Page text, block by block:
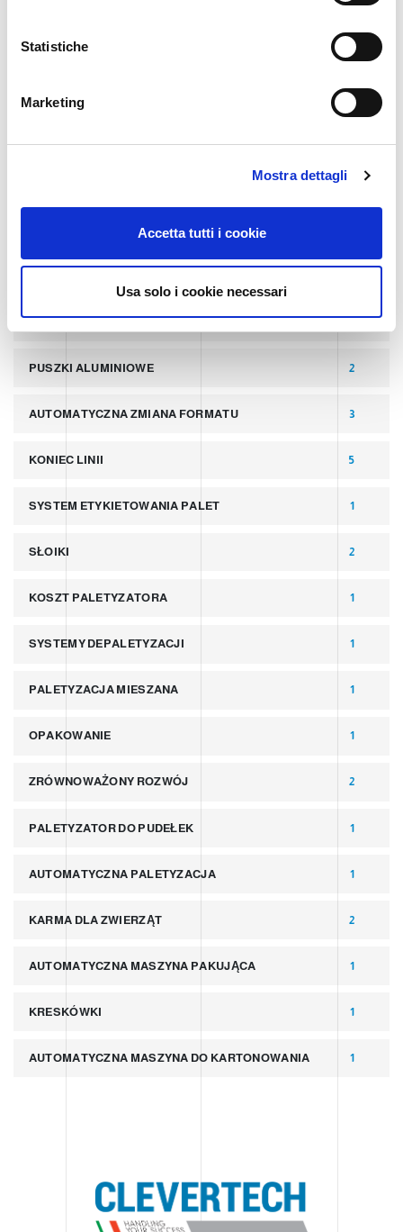
o
Statistiche
Marketing
Mostra dettagli
Accetta tutti i cookie
Usa solo i cookie necessari
TECHNOLOGIA
LINIA PRODUKCYJNA PUSZEK ALUMINIOWYCH 2
PUSZKI ALUMINIOWE 2
AUTOMATYCZNA ZMIANA FORMATU 3
KONIEC LINII 5
SYSTEM ETYKIETOWANIA PALET 1
SŁOIKI 2
KOSZT PALETYZATORA 1
SYSTEMY DEPALETYZACJI 1
PALETYZACJA MIESZANA 1
OPAKOWANIE 1
ZRÓWNOWAŻONY ROZWÓJ 2
PALETYZATOR DO PUDEŁEK 1
AUTOMATYCZNA PALETYZACJA 1
KARMA DLA ZWIERZĄT 2
AUTOMATYCZNA MASZYNA PAKUJĄCA 1
KRESKÓWKI 1
AUTOMATYCZNA MASZYNA DO KARTONOWANIA 1